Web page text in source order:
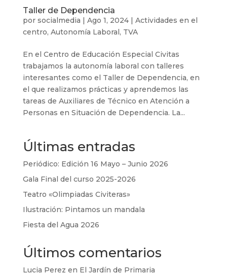
Taller de Dependencia
por socialmedia | Ago 1, 2024| Actividades en el
centro, Autonomía Laboral, TVA
En el Centro de Educación Especial Civitas
trabajamos la autonomía laboral con talleres
interesantes como el Taller de Dependencia, en
el que realizamos prácticas y aprendemos las
tareas de Auxiliares de Técnico en Atención a
Personas en Situación de Dependencia. La...
Últimas entradas
Periódico: Edición 16 Mayo – Junio 2026
Gala Final del curso 2025-2026
Teatro «Olimpiadas Civiteras»
Ilustración: Pintamos un mandala
Fiesta del Agua 2026
Últimos comentarios
Lucia Perez en El Jardín de Primaria